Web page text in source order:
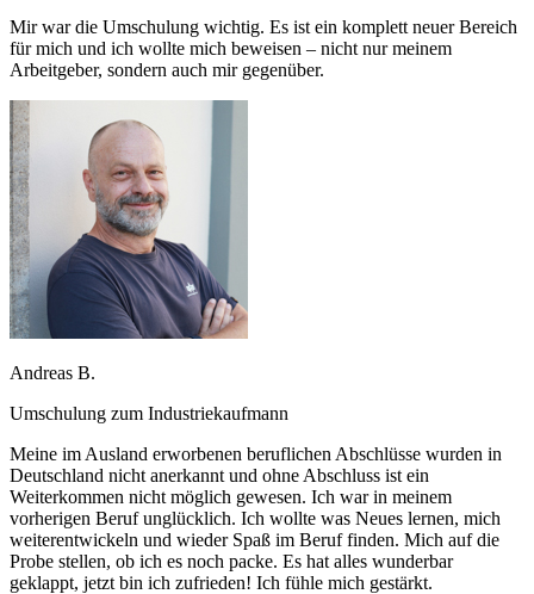
Mir war die Umschulung wichtig. Es ist ein komplett neuer Bereich
für mich und ich wollte mich beweisen – nicht nur meinem
Arbeitgeber, sondern auch mir gegenüber.
Andreas B.
Umschulung zum Industriekaufmann
Meine im Ausland erworbenen beruflichen Abschlüsse wurden in
Deutschland nicht anerkannt und ohne Abschluss ist ein
Weiterkommen nicht möglich gewesen. Ich war in meinem
vorherigen Beruf unglücklich. Ich wollte was Neues lernen, mich
weiterentwickeln und wieder Spaß im Beruf finden. Mich auf die
Probe stellen, ob ich es noch packe. Es hat alles wunderbar
geklappt, jetzt bin ich zufrieden! Ich fühle mich gestärkt.